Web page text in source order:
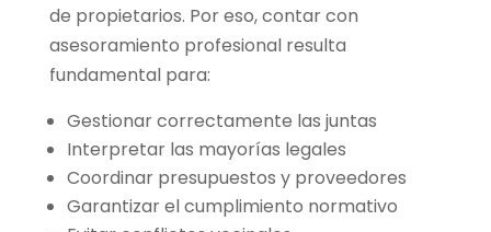
de propietarios. Por eso, contar con
asesoramiento profesional resulta
fundamental para:
Gestionar correctamente las juntas
Interpretar las mayorías legales
Coordinar presupuestos y proveedores
Garantizar el cumplimiento normativo